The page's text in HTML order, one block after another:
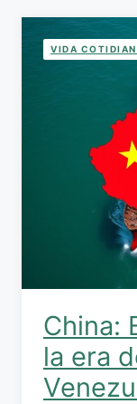
VIDA
China:
la era